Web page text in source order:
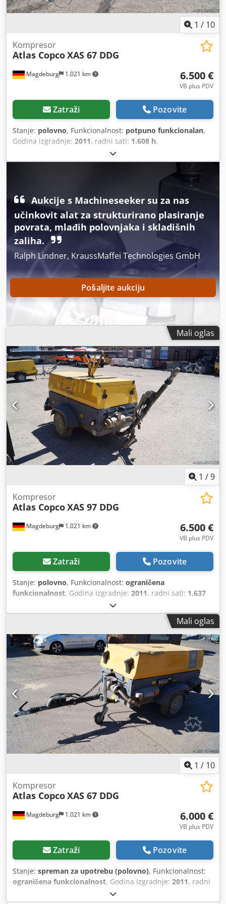
1 / 10
Magdeburg 1.021 km
Kompresor
Atlas CopcoXAS 67 DDG
6.500 €
VB plus PDV
Zatraži Pozovite
Stanje: polovno, Funkcionalnost: potpuno funkcionalan,
Godina izgradnje: 2011, radni sati: 1.608 h,
Aukcije s Machineseeker su za nas
učinkovit alat za strukturirano plasiranje
povrata, mlađih polovnjaka i skladišnih
zaliha.
Ralph Lindner, KraussMaffei Technologies GmbH
Pošaljite aukciju
Mali oglas
1 /9
Magdeburg 1.021 km
Kompresor
Atlas CopcoXAS 97 DDG
6.500 €
VB plus PDV
Zatraži Pozovite
Stanje: polovno, Funkcionalnost: ograničena
funkcionalnost, Godina izgradnje: 2011, radni sati: 1.637
Mali oglas
1 / 10
Magdeburg 1.021 km
Kompresor
Atlas CopcoXAS 67 DDG
6.000 €
VB plus PDV
Zatraži Pozovite
Stanje: spreman za upotrebu (polovno), Funkcionalnost:
ograničena funkcionalnost, Godina izgradnje: 2011, radni
filter čađi